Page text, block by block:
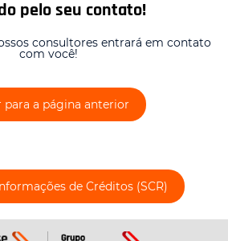
pelo seu contato!
consultores entrará em contato
com você!
para a página anterior
de Créditos (SCR)